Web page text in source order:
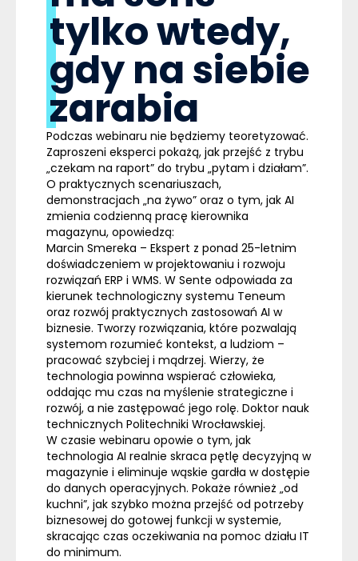
tylko wtedy,
gdy na siebie
zarabia
Podczas webinaru nie będziemy teoretyzować.
Zaproszeni eksperci pokażą, jak przejść z trybu
„czekam na raport” do trybu „pytam i działam”.
O praktycznych scenariuszach,
demonstracjach „na żywo” oraz o tym, jak AI
zmienia codzienną pracę kierownika
magazynu, opowiedzą:
Marcin Smereka – Ekspert z ponad 25-letnim
doświadczeniem w projektowaniu i rozwoju
rozwiązań ERP i WMS. W Sente odpowiada za
kierunek technologiczny systemu Teneum
oraz rozwój praktycznych zastosowań AI w
biznesie. Tworzy rozwiązania, które pozwalają
systemom rozumieć kontekst, a ludziom –
pracować szybciej i mądrzej. Wierzy, że
technologia powinna wspierać człowieka,
oddając mu czas na myślenie strategiczne i
rozwój, a nie zastępować jego rolę. Doktor nauk
technicznych Politechniki Wrocławskiej.
W czasie webinaru opowie o tym, jak
technologia AI realnie skraca pętlę decyzyjną w
magazynie i eliminuje wąskie gardła w dostępie
do danych operacyjnych. Pokaże również „od
kuchni”, jak szybko można przejść od potrzeby
biznesowej do gotowej funkcji w systemie,
skracając czas oczekiwania na pomoc działu IT
do minimum.